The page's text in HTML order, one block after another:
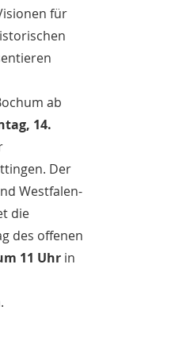
für
ab
14.
Der
Westfalen-
die
des offenen
11 Uhrin